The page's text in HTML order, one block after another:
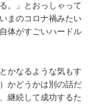
。」とおっしゃって
まのコロナ禍みたい
体がすごいハードル
かなるような気もす
かどうかは別の話だ
継続して成功するた